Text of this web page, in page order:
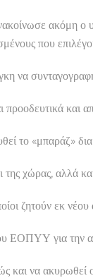
ακόμη ο
που
να
και
το «μπαράζ»
της χώρας, αλλά
ζητούν εκ νέου
ΕΟΠΥΥ για την
και να ακυρωθεί